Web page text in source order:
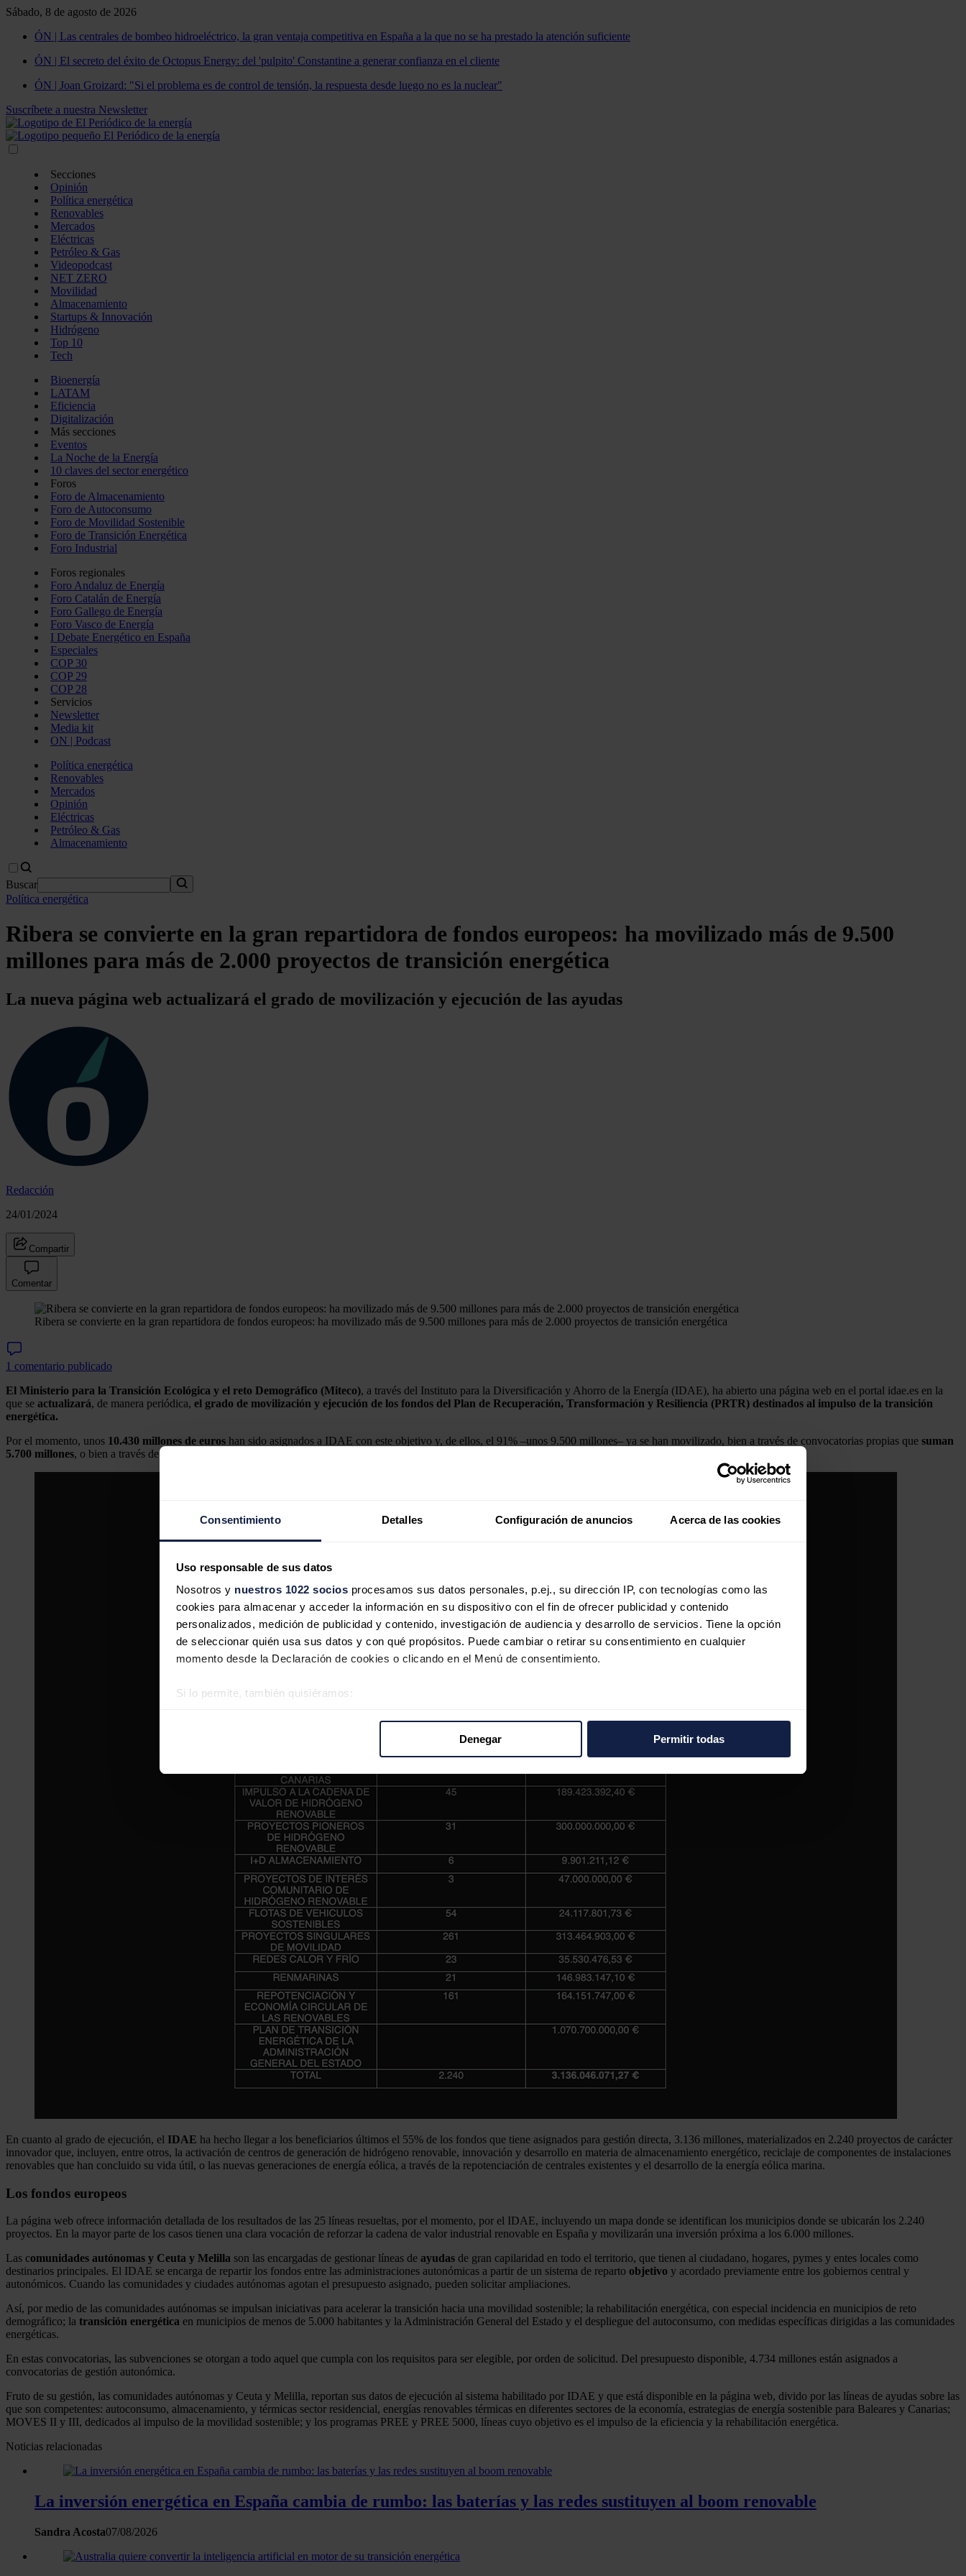
Consentimiento Detalles Configuración de anuncios Acerca de las cookies
Uso responsable de sus datos
Nosotros y nuestros 1022 socios procesamos sus datos personales, p.ej., su dirección IP, con tecnologías como las
cookies para almacenar y acceder la información en su dispositivo con el fin de ofrecer publicidad y contenido
personalizados, medición de publicidad y contenido, investigación de audiencia y desarrollo de servicios. Tiene la opción
de seleccionar quién usa sus datos y con qué propósitos. Puede cambiar o retirar su consentimiento en cualquier
momento desde la Declaración de cookies o clicando en el Menú de consentimiento.
Si lo permite, también quisiéramos:
Las cookies de este sitio web se usan para personalizar el contenido y los anuncios, ofrecer funciones de redes sociales
y analizar el tráfico. Además, compartimos información sobre el uso que haga del sitio web con nuestros partners de
redes sociales, publicidad y análisis web, quienes pueden combinarla con otra información que les haya proporcionado o
que hayan recopilado a partir del uso que haya hecho de sus servicios.
Denegar Permitir todas
Sábado, 8 de agosto de 2026
ÓN | Las centrales de bombeo hidroeléctrico, la gran ventaja competitiva en España a la que no se ha prestado la atención suficiente
ÓN | El secreto del éxito de Octopus Energy: del 'pulpito' Constantine a generar confianza en el cliente
ÓN | Joan Groizard: "Si el problema es de control de tensión, la respuesta desde luego no es la nuclear"
Suscríbete a nuestra Newsletter
Secciones
Opinión
Política energética
Renovables
Mercados
Eléctricas
Petróleo & Gas
Videopodcast
NET ZERO
Movilidad
Almacenamiento
Startups & Innovación
Hidrógeno
Top 10
Tech
Bioenergía
LATAM
Eficiencia
Digitalización
Más secciones
Eventos
La Noche de la Energía
10 claves del sector energético
Foros
Foro de Almacenamiento
Foro de Autoconsumo
Foro de Movilidad Sostenible
Foro de Transición Energética
Foro Industrial
Foros regionales
Foro Andaluz de Energía
Foro Catalán de Energía
Foro Gallego de Energía
Foro Vasco de Energía
I Debate Energético en España
Especiales
COP 30
COP 29
COP 28
Servicios
Newsletter
Media kit
ON | Podcast
Política energética
Renovables
Mercados
Opinión
Eléctricas
Petróleo & Gas
Almacenamiento
Buscar
Política energética
Ribera se convierte en la gran repartidora de fondos europeos: ha movilizado más de 9.500
millones para más de 2.000 proyectos de transición energética
La nueva página web actualizará el grado de movilización y ejecución de las ayudas
Redacción
24/01/2024
Compartir
Comentar
Ribera se convierte en la gran repartidora de fondos europeos: ha movilizado más de 9.500 millones para más de 2.000 proyectos de transición energética
1 comentario publicado
El Ministerio para la Transición Ecológica y el reto Demográfico (Miteco), a través del Instituto para la Diversificación y Ahorro de la Energía (IDAE), ha abierto una página web en el portal idae.es en la
que se actualizará, de manera periódica, el grado de movilización y ejecución de los fondos del Plan de Recuperación, Transformación y Resiliencia (PRTR) destinados al impulso de la transición
energética.
Por el momento, unos 10.430 millones de euros han sido asignados a IDAE con este objetivo y, de ellos, el 91% –unos 9.500 millones– ya se han movilizado, bien a través de convocatorias propias que suman
5.700 millones, o bien a través de las
En cuanto al grado de ejecución, el IDAE ha hecho llegar a los beneficiarios últimos el 55% de los fondos que tiene asignados para gestión directa, 3.136 millones, materializados en 2.240 proyectos de carácter
innovador que, incluyen, entre otros, la activación de centros de generación de hidrógeno renovable, innovación y desarrollo en materia de almacenamiento energético, reciclaje de componentes de instalaciones
renovables que han concluido su vida útil, o las nuevas generaciones de energía eólica, a través de la repotenciación de centrales existentes y el desarrollo de la energía eólica marina.
Los fondos europeos
La página web ofrece información detallada de los resultados de las 25 líneas resueltas, por el momento, por el IDAE, incluyendo un mapa donde se identifican los municipios donde se ubicarán los 2.240
proyectos. En la mayor parte de los casos tienen una clara vocación de reforzar la cadena de valor industrial renovable en España y movilizarán una inversión próxima a los 6.000 millones.
Las comunidades autónomas y Ceuta y Melilla son las encargadas de gestionar líneas de ayudas de gran capilaridad en todo el territorio, que tienen al ciudadano, hogares, pymes y entes locales como
destinarios principales. El IDAE se encarga de repartir los fondos entre las administraciones autonómicas a partir de un sistema de reparto objetivo y acordado previamente entre los gobiernos central y
autonómicos. Cuando las comunidades y ciudades autónomas agotan el presupuesto asignado, pueden solicitar ampliaciones.
Así, por medio de las comunidades autónomas se impulsan iniciativas para acelerar la transición hacia una movilidad sostenible; la rehabilitación energética, con especial incidencia en municipios de reto
demográfico; la transición energética en municipios de menos de 5.000 habitantes y la Administración General del Estado y el despliegue del autoconsumo, con medidas específicas dirigidas a las comunidades
energéticas.
En estas convocatorias, las subvenciones se otorgan a todo aquel que cumpla con los requisitos para ser elegible, por orden de solicitud. Del presupuesto disponible, 4.734 millones están asignados a
convocatorias de gestión autonómica.
Fruto de su gestión, las comunidades autónomas y Ceuta y Melilla, reportan sus datos de ejecución al sistema habilitado por IDAE y que está disponible en la página web, divido por las líneas de ayudas sobre las
que son competentes: autoconsumo, almacenamiento, y térmicas sector residencial, energías renovables térmicas en diferentes sectores de la economía, estrategias de energía sostenible para Baleares y Canarias;
MOVES II y III, dedicados al impulso de la movilidad sostenible; y los programas PREE y PREE 5000, líneas cuyo objetivo es el impulso de la eficiencia y la rehabilitación energética.
Noticias relacionadas
La inversión energética en España cambia de rumbo: las baterías y las redes sustituyen al boom renovable
Sandra Acosta07/08/2026